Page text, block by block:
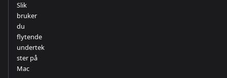
Slik
bruker
du
flytende
undertek
ster på
Mac